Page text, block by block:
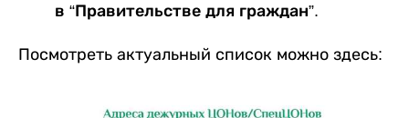
в “Правительстве для граждан”.
Посмотреть актуальный список можно здесь: